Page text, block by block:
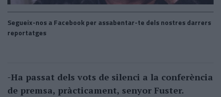
Segueix-nos a Facebook per assabentar-te dels nostres darrers
reportatges
-Ha passat dels vots de silenci a la conferència
de premsa, pràcticament, senyor Fuster.